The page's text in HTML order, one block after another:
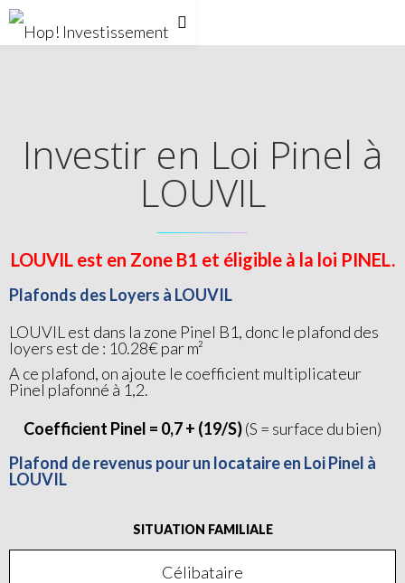
Investir en Loi Pinel à
LOUVIL
LOUVIL est en Zone B1 et éligible à la loi PINEL.
Plafonds des Loyers à LOUVIL
LOUVIL est dans la zone Pinel B1, donc le plafond des
loyers est de : 10.28€ par m²
A ce plafond, on ajoute le coefficient multiplicateur
Pinel plafonné à 1,2.
Coefficient Pinel = 0,7 + (19/S)(S = surface du bien)
Plafond de revenus pour un locataire en Loi Pinel à
LOUVIL
SITUATION FAMILIALE
Célibataire